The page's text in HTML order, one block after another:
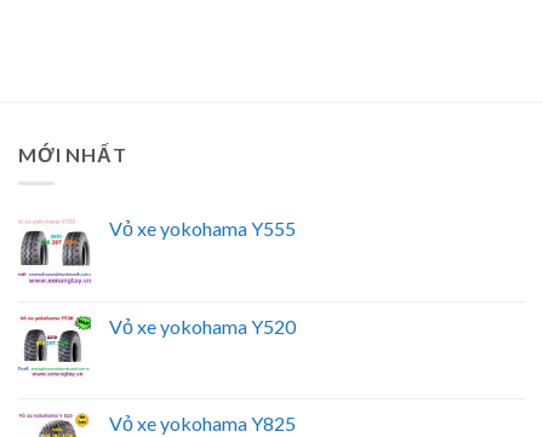
MỚI NHẤT
Vỏ xe yokohama Y555
Vỏ xe yokohama Y520
Vỏ xe yokohama Y825